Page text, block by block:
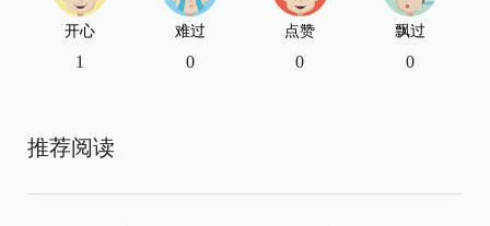
开心
1
难过
0
点赞
0
飘过
0
推荐阅读